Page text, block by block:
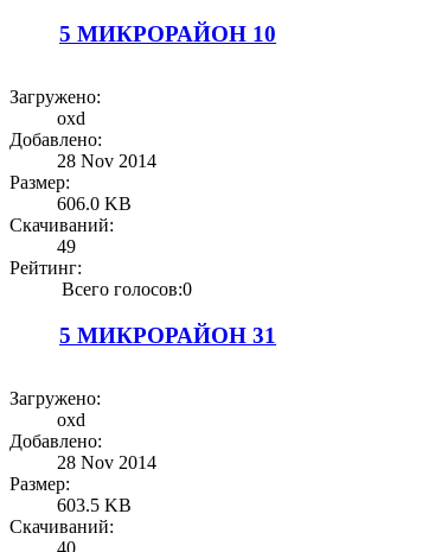
5 МИКРОРАЙОН 10
Загружено:
oxd
Добавлено:
28 Nov 2014
Размер:
606.0 KB
Скачиваний:
49
Рейтинг:
Всего голосов:0
5 МИКРОРАЙОН 31
Загружено:
oxd
Добавлено:
28 Nov 2014
Размер:
603.5 KB
Скачиваний:
40